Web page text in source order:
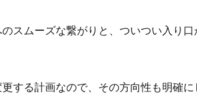
スムーズな繋がりと、ついつい入り
する計画なので、その方向性も明確に